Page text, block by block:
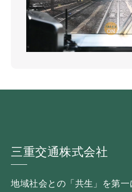
三重交通株式会社
地域社会との「共生」を第